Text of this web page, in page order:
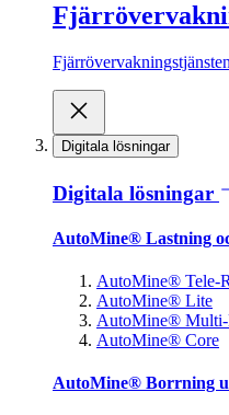
Digitala lösningar
Digitala lösningar
AutoMine® Lastning
AutoMine® Tele-
AutoMine® Lite
AutoMine®
AutoMine® Core
AutoMine® Borrning